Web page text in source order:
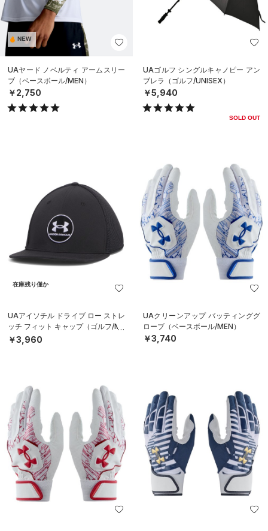
NEW
UAヤード ノベルティ アームスリー
ブ（ベースボール/MEN）
￥2,750
UAゴルフ シングルキャノピー アン
ブレラ（ゴルフ/UNISEX）
￥5,940
SOLD OUT
在庫残り僅か
UAアイソチル ドライブ ロー ストレ
ッチ フィット キャップ（ゴルフ/ME
N）
￥3,960
UAクリーンアップ バッティンググ
ローブ（ベースボール/MEN）
￥3,740